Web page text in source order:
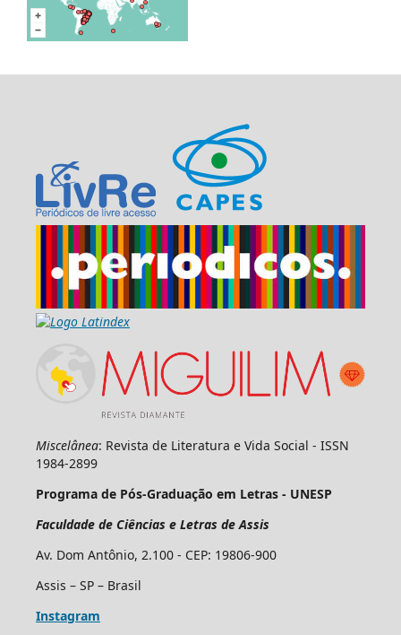
Miscelânea: Revista de Literatura e Vida Social - ISSN
1984-2899
Programa de Pós-Graduação em Letras - UNESP
Faculdade de Ciências e Letras de Assis
Av. Dom Antônio, 2.100 - CEP: 19806-900
Assis – SP – Brasil
Instagram